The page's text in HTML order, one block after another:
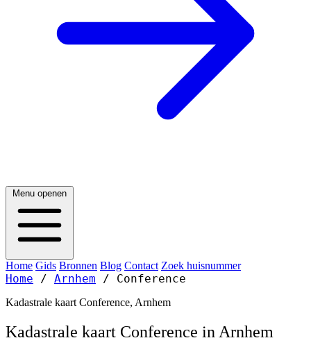
Menu openen
Home Gids Bronnen Blog Contact Zoek huisnummer
Home / Arnhem / Conference
Kadastrale kaart Conference, Arnhem
Kadastrale kaart Conference in Arnhem